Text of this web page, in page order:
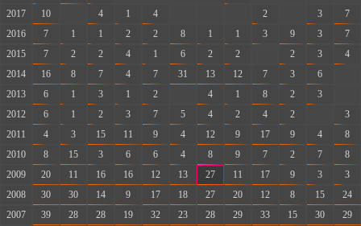
2017
10 4 1 4 2 3
7
2016
7 1 1 2 2 8 1 1 3 9 3
7
2015
7 2 2 4 1 6 2 2 2 3
4
2014
16 8 7 4 7 31 13 12 7 3 6
2013
6 1 3 1 2 4 1 8 2 3
2012
6 1 2 3 7 5 4 2 4 2
3
2011
4 3 15 11 9 4 12 9 17 9 4
8
2010
8 15 3 6 6 4 8 9 7 2 7
8
2009
20 11 16 16 12 13 27 11 17 9 3
3
2008
30 30 14 9 17 18 27 20 12 8 15
24
2007
39 28 28 19 32 23 28 29 33 15 30
29